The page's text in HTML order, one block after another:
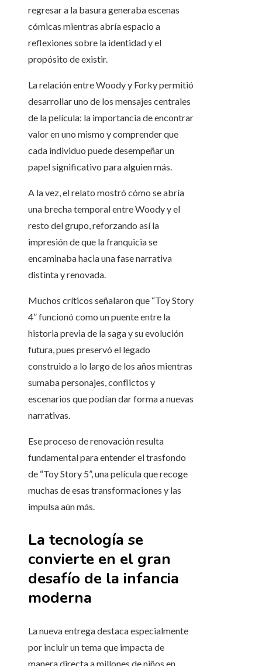
regresar a la basura generaba escenas
cómicas mientras abría espacio a
reflexiones sobre la identidad y el
propósito de existir.
La relación entre Woody y Forky permitió
desarrollar uno de los mensajes centrales
de la película: la importancia de encontrar
valor en uno mismo y comprender que
cada individuo puede desempeñar un
papel significativo para alguien más.
A la vez, el relato mostró cómo se abría
una brecha temporal entre Woody y el
resto del grupo, reforzando así la
impresión de que la franquicia se
encaminaba hacia una fase narrativa
distinta y renovada.
Muchos críticos señalaron que “Toy Story
4” funcionó como un puente entre la
historia previa de la saga y su evolución
futura, pues preservó el legado
construido a lo largo de los años mientras
sumaba personajes, conflictos y
escenarios que podían dar forma a nuevas
narrativas.
Ese proceso de renovación resulta
fundamental para entender el trasfondo
de “Toy Story 5”, una película que recoge
muchas de esas transformaciones y las
impulsa aún más.
La tecnología se
convierte en el gran
desafío de la infancia
moderna
La nueva entrega destaca especialmente
por incluir un tema que impacta de
manera directa a millones de niños en